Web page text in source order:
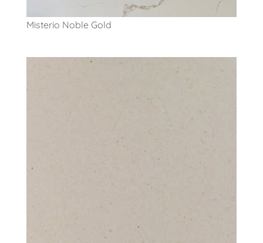
Misterio Noble Gold